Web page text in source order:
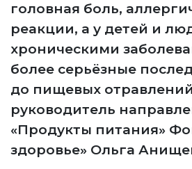
головная боль,
реакции, а у детей и
хроническими
более серьёзные
до пищевых
руководитель
«Продукты питания»
здоровье» Ольга